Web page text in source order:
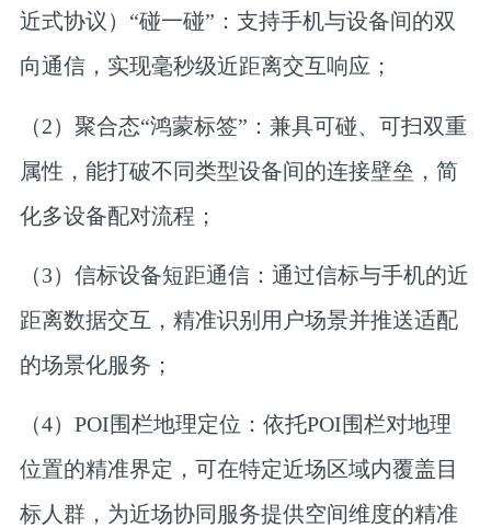
近式协议）“碰一碰”：支持手机与设备间的双
向通信，实现毫秒级近距离交互响应；
（2）聚合态“鸿蒙标签”：兼具可碰、可扫双重
属性，能打破不同类型设备间的连接壁垒，简
化多设备配对流程；
（3）信标设备短距通信：通过信标与手机的近
距离数据交互，精准识别用户场景并推送适配
的场景化服务；
（4）POI围栏地理定位：依托POI围栏对地理
位置的精准界定，可在特定近场区域内覆盖目
标人群，为近场协同服务提供空间维度的精准